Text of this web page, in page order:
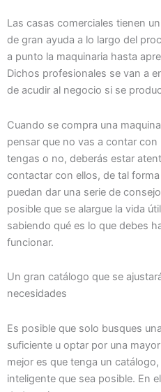
Las casas comerciales tienen
de gran ayuda a lo largo del
a punto la maquinaria hasta
Dichos profesionales se van a
de acudir al negocio si se
Cuando se compra una
pensar que no vas a contar
tengas o no, deberás estar
contactar con ellos, de tal
puedan dar una serie de
posible que se alargue la vida
sabiendo qué es lo que debes
funcionar.
Un gran catálogo que se
necesidades
Es posible que solo busques
suficiente u optar por una
mejor es que tenga un
inteligente que sea posible. En